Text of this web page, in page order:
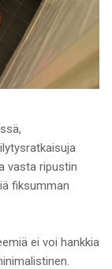
vasta ripustin
fiksumman
ei voi hankkia